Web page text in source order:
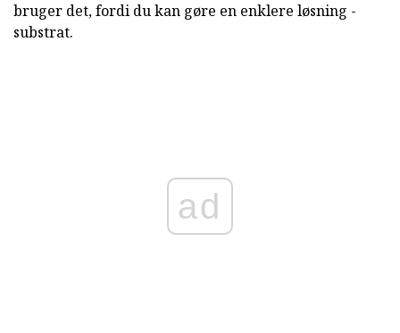
bruger det, fordi du kan gøre en enklere løsning -
substrat.
ad